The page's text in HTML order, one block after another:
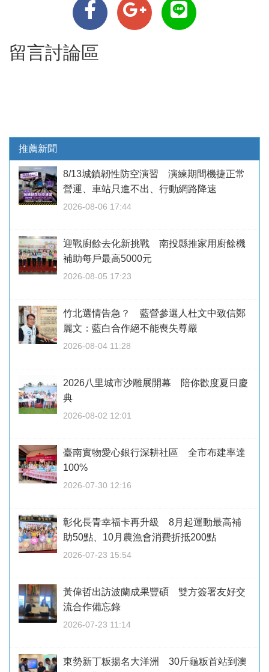
留言討論區
推薦新聞
8/13城鎮韌性防空演習 演練期間機捷正常
營運、車站只進不出、行動網路降速
2026-08-06 17:44
迎戰廚餘去化新挑戰 南投縣推家用廚餘機
補助每戶最高5000元
2026-08-05 17:23
竹北選情告急？ 藍營參選人杜文中致信鄭
麗文：藍白合作絕不能喪失尊嚴
2026-08-04 11:28
2026八里城市沙雕展開幕 陪你歡度夏日慶
典
2026-08-02 12:01
臺南實物愛心銀行深耕社區 全市布建率達
100%
2026-07-30 12:16
彰化長青幸福卡再升級 8月起運動最高補
助50點、10月農漁會消費折抵200點
2026-07-23 15:54
黃偉哲出訪波蘭成果豐碩 雙方簽署友好交
流合作備忘錄
2026-07-23 11:14
東勢新丁粄揚名大洋洲 30斤龜粄首站到澳